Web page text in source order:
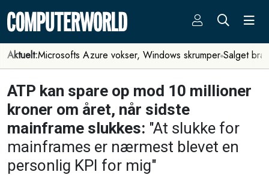
Aktuelt:Microsofts Azure vokser, Windows skrumper Salget
ATP kan spare op mod 10 millioner
kroner om året, når sidste
mainframe slukkes: "At slukke for
mainframes er nærmest blevet en
personlig KPI for mig"